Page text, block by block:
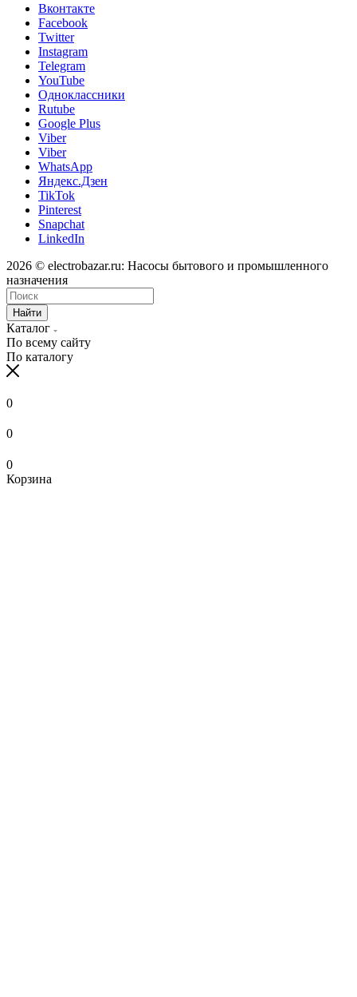
Вконтакте
Facebook
Twitter
Instagram
Telegram
YouTube
Одноклассники
Rutube
Google Plus
Viber
Viber
WhatsApp
Яндекс.Дзен
TikTok
Pinterest
Snapchat
LinkedIn
2026 © electrobazar.ru: Насосы бытового и промышленного
назначения
Найти
Каталог
По всему сайту
По каталогу
0
0
0
Корзина